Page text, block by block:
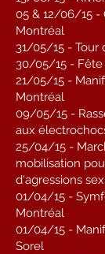
05 & 12/06/15 -
Montréal
31/05/15 - Tour
30/05/15 - Fête
21/05/15 -
Montréal
09/05/15 -
aux
25/04/15 -
mobilisation
d'agressions
01/04/15 -
Montréal
01/04/15 -
Sorel